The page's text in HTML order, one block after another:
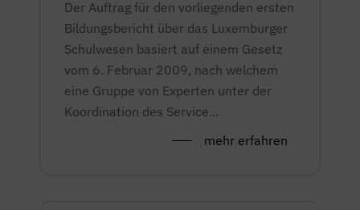
Der Auftrag für den vorliegenden ersten
Bildungsbericht über das Luxemburger
Schulwesen basiert auf einem Gesetz
vom 6. Februar 2009, nach welchem
eine Gruppe von Experten unter der
Koordination des Service...
mehr erfahren